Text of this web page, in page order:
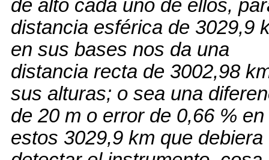
de alto cada uno de ellos,
distancia esférica de 3029,9
en sus bases nos da una
distancia recta de 3002,98
sus alturas; o sea una
de 20 m o error de 0,66 % en
estos 3029,9 km que debiera